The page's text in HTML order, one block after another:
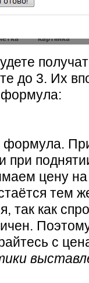
до 3. Их
формула.
при
цену
тем
так как
с